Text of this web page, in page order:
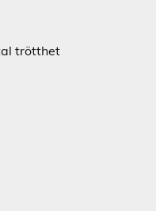
trötthet